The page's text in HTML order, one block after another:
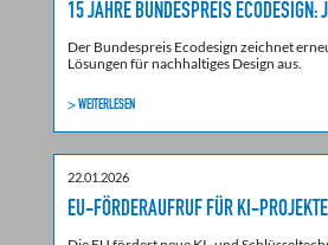
15 JAHRE BUNDESPREIS ECODESIGN:
Der Bundespreis Ecodesign zeichnet
Lösungen für nachhaltiges Design aus.
> WEITERLESEN
22.01.2026
EU-FÖRDERAUFRUF FÜR KI-PROJEKTE